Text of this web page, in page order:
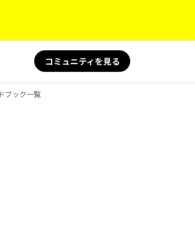
コミュニティを見る
ブック一覧